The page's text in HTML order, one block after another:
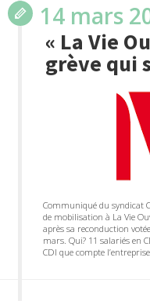
14 mars
« La Vie
grève qui
Communiqué du syndicat
de mobilisation à La Vie
après sa reconduction
mars. Qui? 11 salariés en
CDI que compte